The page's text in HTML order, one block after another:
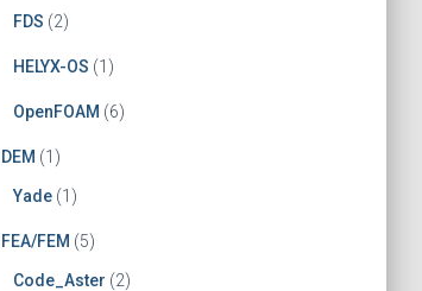
FDS (2)
HELYX-OS (1)
OpenFOAM (6)
DEM (1)
Yade(1)
FEA/FEM (5)
Code_Aster (2)